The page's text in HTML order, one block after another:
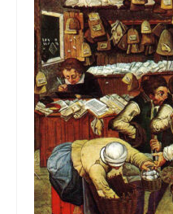
Glosariocastellano.com
EditorialTecnoTur.com
Contacto (vía TecnoTur)